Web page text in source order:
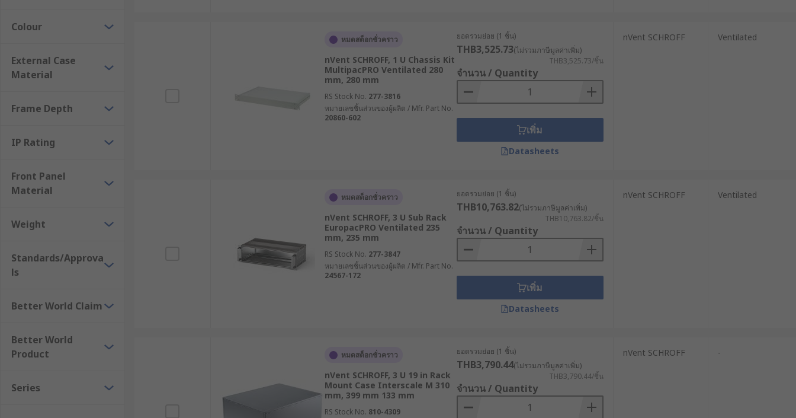
ประสิทธิภาพทำให้สามารถติดตั้งอุปกรณ์จำนวนมากในพื้นที่เล็ก ๆ
3. เพิ่มความปลอดภัยให้แก่อุปกรณ์
เคสติดตั้งแบบแร็คเมาท์มักมีโครงสร้างแข็งแรง ทนต่อการกระแทกและการสั่นสะเทือน อีกทั้งยังช่วยป้องกันอุปกรณ์จากฝุ่นและสิ่งสกปรกที่อาจทำให้ประสิทธิภาพการ
เคสเซิร์ฟเวอร์แบบติดตั้งบนแร็คมักมีช่องระบายอากาศ หรือรองรับการติดตั้งพัดลมช่วยระบายความร้อน การที่อุปกรณ์ได้รับการระบายความร้อนอย่างเหมาะสมจะ
ช่วยยืดอายุการใช้งาน และลดความเสี่ยงที่อุปกรณ์จะเสียหายจากความร้อน
5. ลดค่าใช้จ่ายในการซ่อมบำรุง
การจัดการอุปกรณ์ในเคสแร็คเมาท์ช่วยลดปัญหาที่อาจเกิดขึ้นจากการติดตั้งแบบไม่เป็นระบบ เช่น การจัดวางสายเคเบิลที่ยุ่งเหยิง หรือการที่อุปกรณ์ได้รับแรงกระแทก
6. รองรับการขยายระบบในอนาคต
สำหรับองค์กรที่ต้องการขยายระบบเครือข่ายหรือเซิร์ฟเวอร์ในอนาคต เคสแร็คเมาท์ช่วยให้รองรับการเพิ่มอุปกรณ์ใหม่ได้ง่าย โดยไม่ต้องปรับเปลี่ยนโครงสร้างเดิม
เคสติดตั้งแบบแร็คเมาท์มีกี่ประเภท ?
เคสแร็คเมาท์มีหลายประเภท ซึ่งออกแบบมาเพื่อตอบโจทย์ความต้องการที่หลากหลายของผู้ใช้งาน ดังนั้น การเลือกเคสที่เหมาะสม จำเป็นต้องเข้าใจความแตกต่างของ
Colour
External Case
Material
Frame Depth
IP Rating
Front Panel
Material
Weight
Standards/Approva
ls
Better World Claim
Better World
Product
Series
หมดสต็อกชั่วคราว
nVent SCHROFF, 1 U Chassis Kit
MultipacPRO Ventilated 280
mm, 280 mm
RS Stock No. 277-3816
หมายเลขชิ้นส่วนของผู้ผลิต / Mfr. Part No.
20860-602
ยอดรวมย่อย (1 ชิ้น)
THB3,525.73(ไม่รวมภาษีมูลค่าเพิ่ม)
THB3,525.73/ชิ้น
จำนวน / Quantity
เพิ่ม
Datasheets
nVent SCHROFF Ventilated
หมดสต็อกชั่วคราว
nVent SCHROFF, 3 U Sub Rack
EuropacPRO Ventilated 235
mm, 235 mm
RS Stock No. 277-3847
หมายเลขชิ้นส่วนของผู้ผลิต / Mfr. Part No.
24567-172
ยอดรวมย่อย (1 ชิ้น)
THB10,763.82(ไม่รวมภาษีมูลค่าเพิ่ม)
THB10,763.82/ชิ้น
จำนวน / Quantity
เพิ่ม
Datasheets
nVent SCHROFF Ventilated
หมดสต็อกชั่วคราว
nVent SCHROFF, 3 U 19 in Rack
Mount Case Interscale M 310
mm, 399 mm 133 mm
RS Stock No. 810-4309
ยอดรวมย่อย (1 ชิ้น)
THB3,790.44(ไม่รวมภาษีมูลค่าเพิ่ม)
THB3,790.44/ชิ้น
จำนวน / Quantity
nVent SCHROFF -